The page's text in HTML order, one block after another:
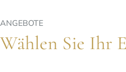
ANGEBOTE
Wählen Sie Ihr